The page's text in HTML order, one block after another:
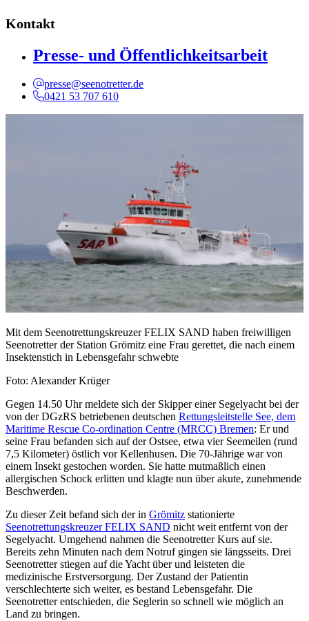
Kontakt
Presse- und Öffentlichkeitsarbeit
presse@seenotretter.de
0421 53 707 610
Mit dem Seenotrettungskreuzer FELIX SAND haben freiwilligen
Seenotretter der Station Grömitz eine Frau gerettet, die nach einem
Insektenstich in Lebensgefahr schwebte
Foto: Alexander Krüger
Gegen 14.50 Uhr meldete sich der Skipper einer Segelyacht bei der
von der DGzRS betriebenen deutschen Rettungsleitstelle See, dem
Maritime Rescue Co-ordination Centre (MRCC) Bremen: Er und
seine Frau befanden sich auf der Ostsee, etwa vier Seemeilen (rund
7,5 Kilometer) östlich vor Kellenhusen. Die 70-Jährige war von
einem Insekt gestochen worden. Sie hatte mutmaßlich einen
allergischen Schock erlitten und klagte nun über akute, zunehmende
Beschwerden.
Zu dieser Zeit befand sich der in Grömitz stationierte
Seenotrettungskreuzer FELIX SAND nicht weit entfernt von der
Segelyacht. Umgehend nahmen die Seenotretter Kurs auf sie.
Bereits zehn Minuten nach dem Notruf gingen sie längsseits. Drei
Seenotretter stiegen auf die Yacht über und leisteten die
medizinische Erstversorgung. Der Zustand der Patientin
verschlechterte sich weiter, es bestand Lebensgefahr. Die
Seenotretter entschieden, die Seglerin so schnell wie möglich an
Land zu bringen.